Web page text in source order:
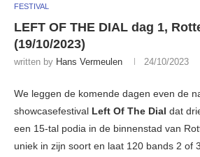
FESTIVAL
LEFT OF THE DIAL dag 1,
(19/10/2023)
written by Hans Vermeulen 24/10/2023
We leggen de komende dagen even de
showcasefestival Left Of The Dial dat
een 15-tal podia in de binnenstad van
uniek in zijn soort en laat 120 bands 2 of